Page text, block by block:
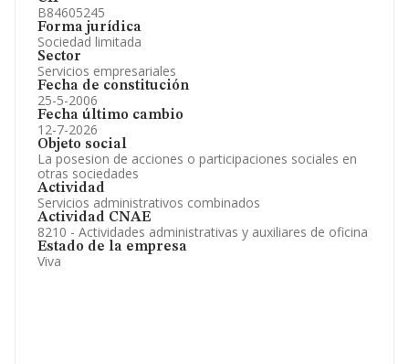
B84605245
Forma jurídica
Sociedad limitada
Sector
Servicios empresariales
Fecha de constitución
25-5-2006
Fecha último cambio
12-7-2026
Objeto social
La posesion de acciones o participaciones sociales en
otras sociedades
Actividad
Servicios administrativos combinados
Actividad CNAE
8210 - Actividades administrativas y auxiliares de oficina
Estado de la empresa
Viva